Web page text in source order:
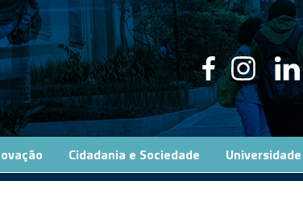
Cidadania e Sociedade Universidade